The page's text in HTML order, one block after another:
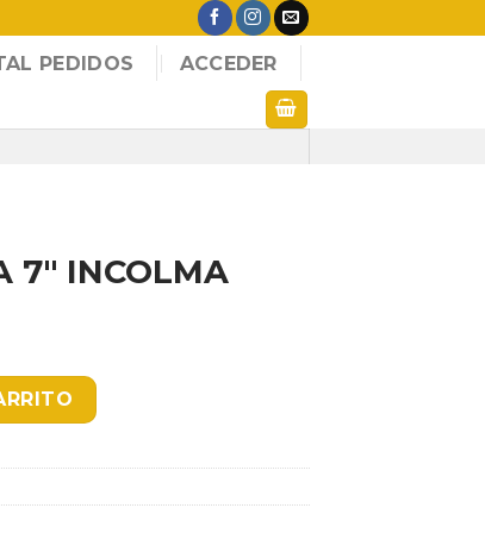
PEDIDOS ACCEDER
7″ INCOLMA
cantidad